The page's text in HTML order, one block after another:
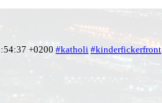
+0200 #katholi #kinderfickerfront